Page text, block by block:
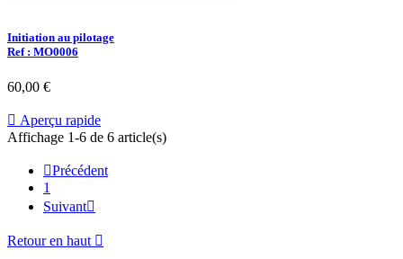
Initiation au pilotage
Ref : MO0006
60,00 €
 Aperçu rapide
Affichage 1-6 de 6 article(s)
Précédent
1
Suivant
Retour en haut 